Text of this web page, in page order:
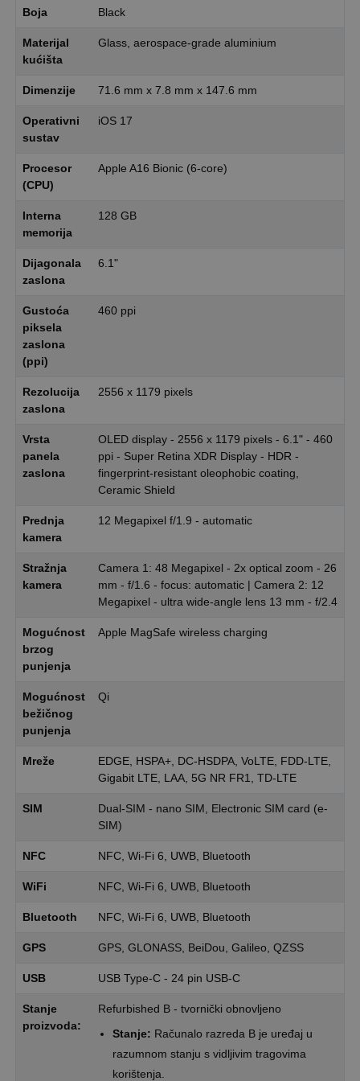
Boja Black
Materijal
kućišta
Glass, aerospace-grade aluminium
Dimenzije 71.6 mm x 7.8 mm x 147.6 mm
Operativni
sustav
iOS 17
Procesor
(CPU)
Apple A16 Bionic (6-core)
Interna
memorija
128 GB
Dijagonala
zaslona
6.1"
Gustoća
piksela
zaslona
(ppi)
460 ppi
Rezolucija
zaslona
2556 x 1179 pixels
Vrsta
panela
zaslona
OLED display - 2556 x 1179 pixels - 6.1" - 460
ppi - Super Retina XDR Display - HDR -
fingerprint-resistant oleophobic coating,
Ceramic Shield
Prednja
kamera
12 Megapixel f/1.9 - automatic
Stražnja
kamera
Camera 1: 48 Megapixel - 2x optical zoom - 26
mm - f/1.6 - focus: automatic | Camera 2: 12
Megapixel - ultra wide-angle lens 13 mm - f/2.4
Mogućnost
brzog
punjenja
Apple MagSafe wireless charging
Mogućnost
bežičnog
punjenja
Qi
Mreže
EDGE, HSPA+, DC-HSDPA, VoLTE, FDD-LTE,
Gigabit LTE, LAA, 5G NR FR1, TD-LTE
SIM
Dual-SIM - nano SIM, Electronic SIM card (e-
SIM)
NFC NFC, Wi-Fi 6, UWB, Bluetooth
WiFi NFC, Wi-Fi 6, UWB, Bluetooth
Bluetooth NFC, Wi-Fi 6, UWB, Bluetooth
GPS GPS, GLONASS, BeiDou, Galileo, QZSS
USB USB Type-C - 24 pin USB-C
Stanje
proizvoda:
Refurbished B - tvornički obnovljeno
Stanje: Računalo razreda B je uređaj u
razumnom stanju s vidljivim tragovima
korištenja.